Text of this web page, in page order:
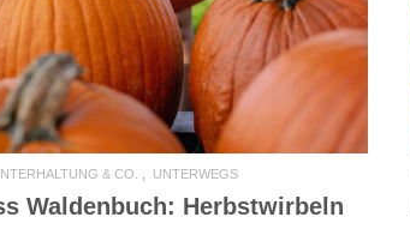
READ MORE
& CO. UNTERWEGS
Waldenbuch: Herbstwirbeln